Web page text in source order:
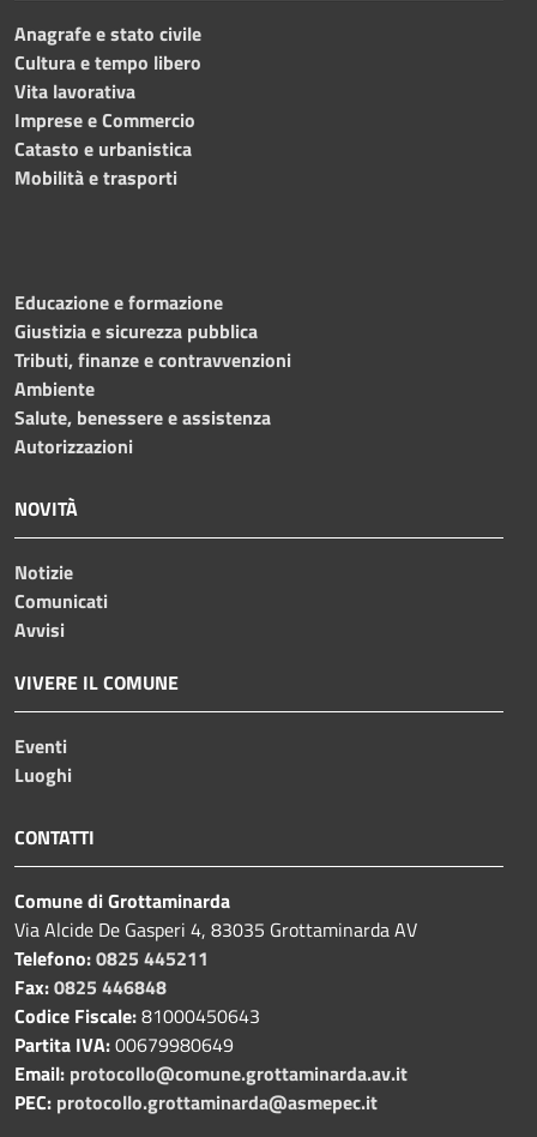
Anagrafe e stato civile
Cultura e tempo libero
Vita lavorativa
Imprese e Commercio
Catasto e urbanistica
Mobilità e trasporti
Educazione e formazione
Giustizia e sicurezza pubblica
Tributi, finanze e contravvenzioni
Ambiente
Salute, benessere e assistenza
Autorizzazioni
NOVITÀ
Notizie
Comunicati
Avvisi
VIVERE IL COMUNE
Eventi
Luoghi
CONTATTI
Comune di Grottaminarda
Via Alcide De Gasperi 4, 83035 Grottaminarda AV
Telefono:0825 445211
Fax:0825 446848
Codice Fiscale:81000450643
Partita IVA:00679980649
Email: protocollo@comune.grottaminarda.av.it
PEC: protocollo.grottaminarda@asmepec.it